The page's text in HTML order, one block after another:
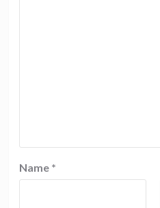
Name *